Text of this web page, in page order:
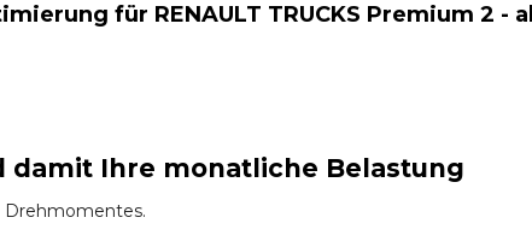
für RENAULT TRUCKS Premium 2 -
Ihre monatliche Belastung
Drehmomentes.